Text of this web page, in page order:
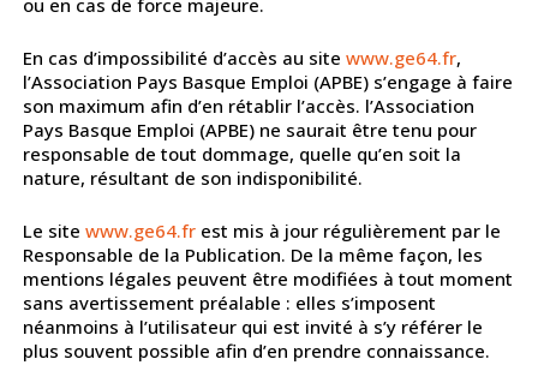
En cas d’impossibilité d’accès au site www.ge64.fr,
l’Association Pays Basque Emploi (APBE) s’engage à faire
son maximum afin d’en rétablir l’accès. l’Association
Pays Basque Emploi (APBE) ne saurait être tenu pour
responsable de tout dommage, quelle qu’en soit la
nature, résultant de son indisponibilité.
Le site www.ge64.frest mis à jour régulièrement par le
Responsable de la Publication. De la même façon, les
mentions légales peuvent être modifiées à tout moment
sans avertissement préalable : elles s’imposent
néanmoins à l’utilisateur qui est invité à s’y référer le
plus souvent possible afin d’en prendre connaissance.